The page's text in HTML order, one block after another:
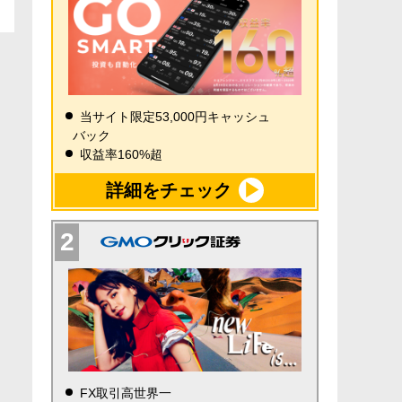
当サイト限定53,000円キャッシュ
バック
収益率160%超
詳細をチェック
FX取引高世界一